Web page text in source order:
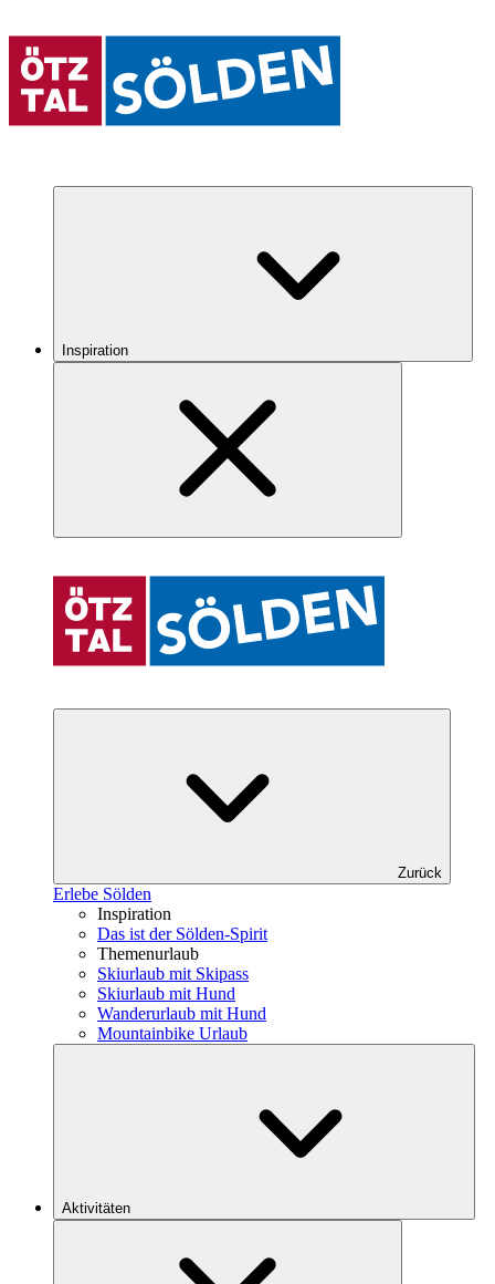
Inspiration
Zurück
Erlebe Sölden
Inspiration
Das ist der Sölden-Spirit
Themenurlaub
Skiurlaub mit Skipass
Skiurlaub mit Hund
Wanderurlaub mit Hund
Mountainbike Urlaub
Aktivitäten